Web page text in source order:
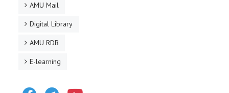
AMU Mail
Digital Library
AMU RDB
E-learning
FacebookTelegram